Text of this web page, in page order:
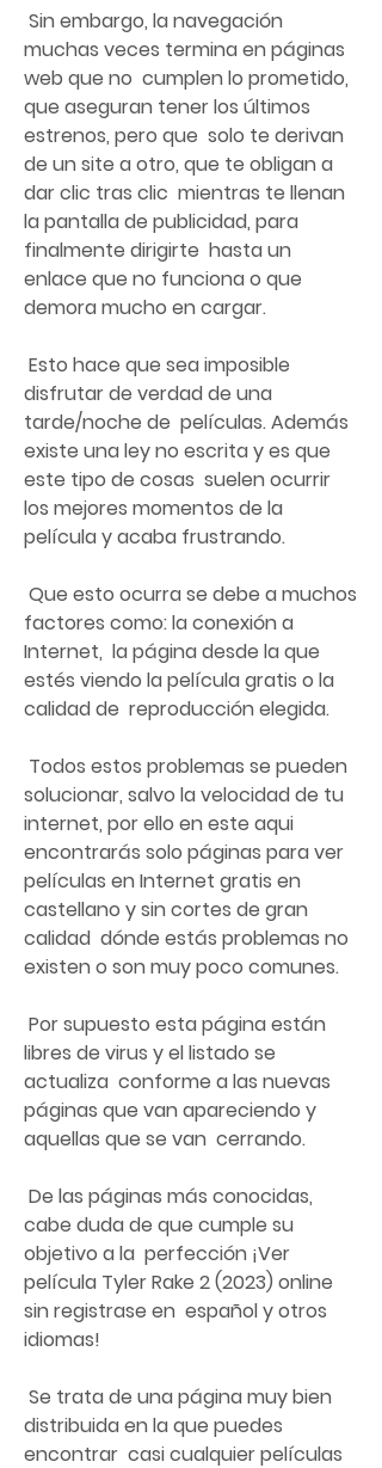
muchas veces termina en páginas
web que no  cumplen lo prometido,
que aseguran tener los últimos
estrenos, pero que  solo te derivan
de un site a otro, que te obligan a
dar clic tras clic  mientras te llenan
la pantalla de publicidad, para
finalmente dirigirte  hasta un
enlace que no funciona o que
demora mucho en cargar.
disfrutar de verdad de una
tarde/noche de  películas. Además
existe una ley no escrita y es que
este tipo de cosas  suelen ocurrir
los mejores momentos de la
película y acaba frustrando.
factores como: la conexión a
Internet,  la página desde la que
estés viendo la película gratis o la
calidad de  reproducción elegida.
solucionar, salvo la velocidad de tu
internet, por ello en este aqui
encontrarás solo páginas para ver
películas en Internet gratis en
castellano y sin cortes de gran
calidad  dónde estás problemas no
existen o son muy poco comunes.
libres de virus y el listado se
actualiza  conforme a las nuevas
páginas que van apareciendo y
aquellas que se van  cerrando.
cabe duda de que cumple su
objetivo a la  perfección ¡Ver
película Tyler Rake 2 (2023) online
sin registrase en  español y otros
idiomas!
distribuida en la que puedes
encontrar  casi cualquier películas